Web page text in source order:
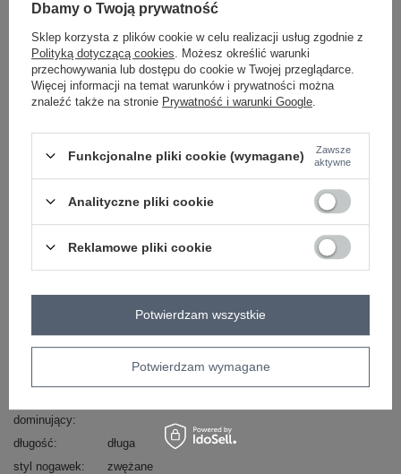
czarny
ZALOGUJ SIĘ I ZOBACZ CENĘ
Zadzwoń+48 601 547 740 Zadaj pytanie
skład materiału : 70% wiskoza, 30% poliester
Kod produktu
IT-KMPL-21736.02P
Marka
ITALY MODA
typ produktu
bluza+spodnie
casual
okazja
codzienne
dominujący
długość
długa
styl nogawek
zwężane
Dbamy o Twoją prywatność
Sklep korzysta z plików cookie w celu realizacji usług zgodnie z
Polityką dotyczącą cookies . Możesz określić warunki
przechowywania lub dostępu do cookie w Twojej przeglądarce.
Więcej informacji na temat warunków i prywatności można
znaleźć także na stronie Prywatność i warunki Google
Funkcjonalne pliki cookie (wymagane)
Zawsze
aktywne
Analityczne pliki cookie
Reklamowe pliki cookie
Potwierdzam wymagane
Potwierdzam wszystkie